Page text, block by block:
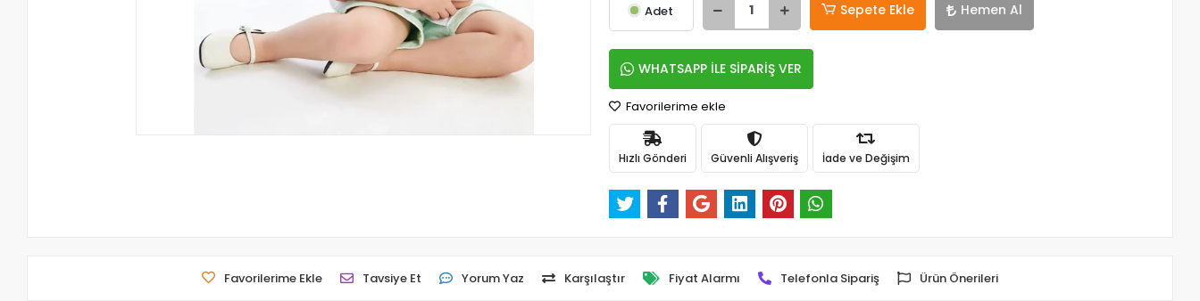
Adet Sepete Ekle Hemen Al
WHATSAPP İLE SİPARİŞ VER
Favorilerime ekle
Hızlı Gönderi Güvenli Alışveriş İade ve Değişim
Favorilerime Ekle Tavsiye Et Yorum Yaz Karşılaştır Fiyat Alarmı Telefonla Sipariş Ürün Önerileri